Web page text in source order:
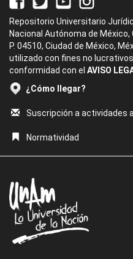
Repositorio Universitario
Nacional Autónoma de México,
P. 04510, Ciudad de México,
utilizado con fines no
conformidad con el AVISO
¿Cómo llegar?
Suscripción a actividades
Normatividad